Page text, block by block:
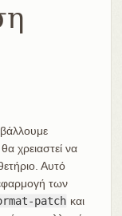
χρειαστεί να
Αυτό
των
patch και